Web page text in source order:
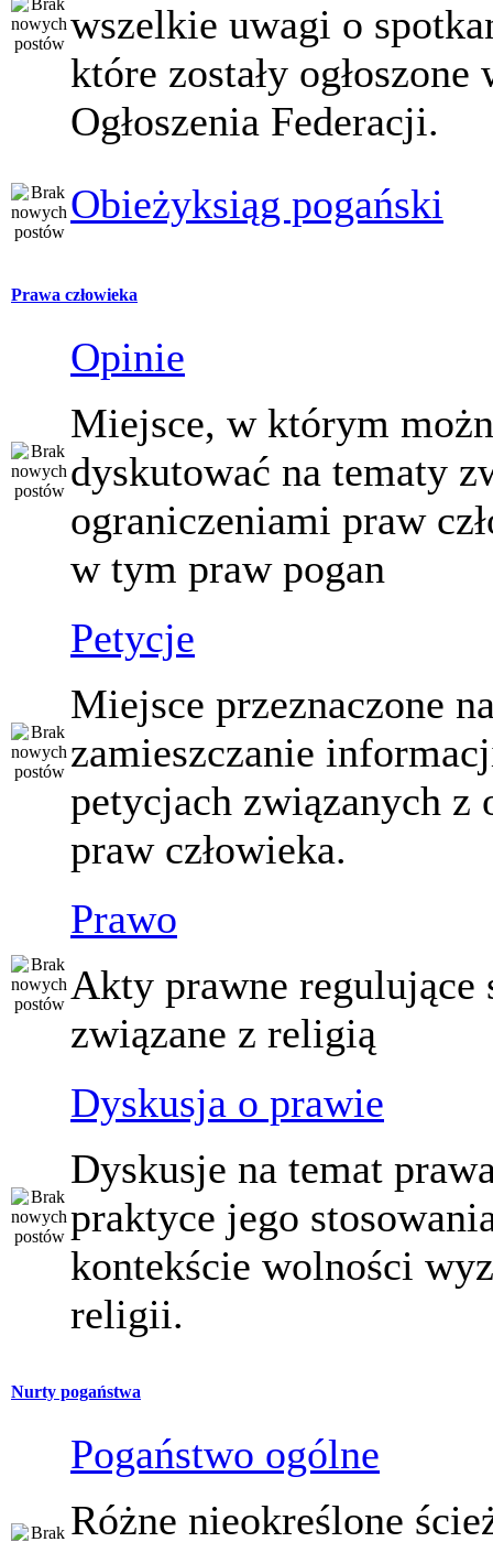
wszelkie uwagi o
które zostały ogłoszone
Ogłoszenia Federacji.
Obieżyksiąg pogański
Prawa człowieka
Opinie
Miejsce, w którym
dyskutować na tematy
ograniczeniami praw
w tym praw pogan
Petycje
Miejsce przeznaczone
zamieszczanie
petycjach związanych z
praw człowieka.
Prawo
Akty prawne regulujące
związane z religią
Dyskusja o prawie
Dyskusje na temat
praktyce jego
kontekście wolności
religii.
Nurty pogaństwa
Pogaństwo ogólne
Różne nieokreślone